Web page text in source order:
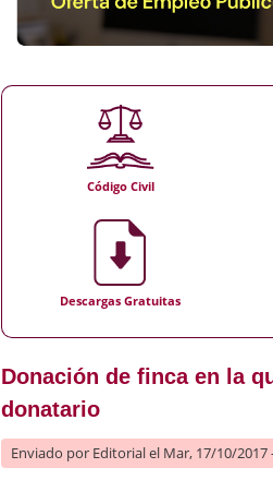
Código Civil
Descargas Gratuitas
Donación de finca en la
donatario
Enviado por Editorialel Mar, 17/10/2017